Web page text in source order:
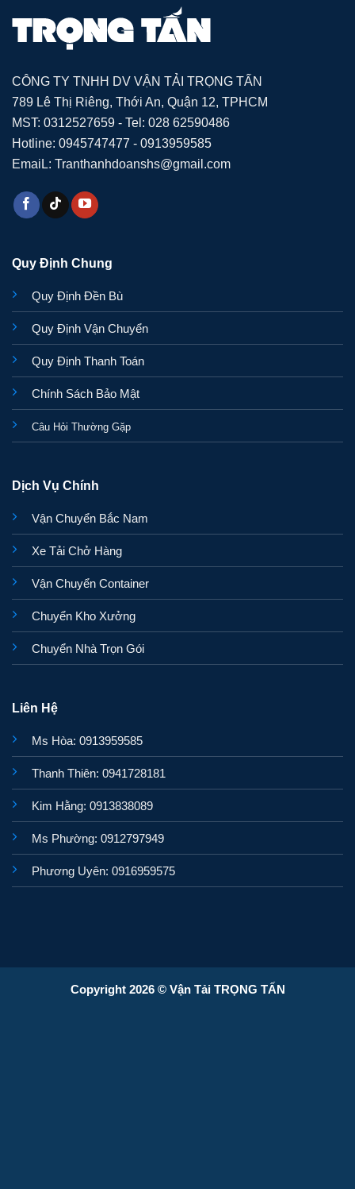
CÔNG TY TNHH DV VẬN TẢI TRỌNG TẤN
789 Lê Thị Riêng, Thới An, Quận 12, TPHCM
MST: 0312527659 - Tel: 028 62590486
Hotline: 0945747477 - 0913959585
EmaiL: Tranthanhdoanshs@gmail.com
Quy Định Chung
Quy Định Đền Bù
Quy Định Vận Chuyển
Quy Định Thanh Toán
Chính Sách Bảo Mật
Câu Hỏi Thường Gặp
Dịch Vụ Chính
Vận Chuyển Bắc Nam
Xe Tải Chở Hàng
Vận Chuyển Container
Chuyển Kho Xưởng
Chuyển Nhà Trọn Gói
Liên Hệ
Ms Hòa: 0913959585
Thanh Thiên: 0941728181
Kim Hằng: 0913838089
Ms Phường: 0912797949
Phương Uyên: 0916959575
Copyright 2026 © Vận Tải TRỌNG TẤN